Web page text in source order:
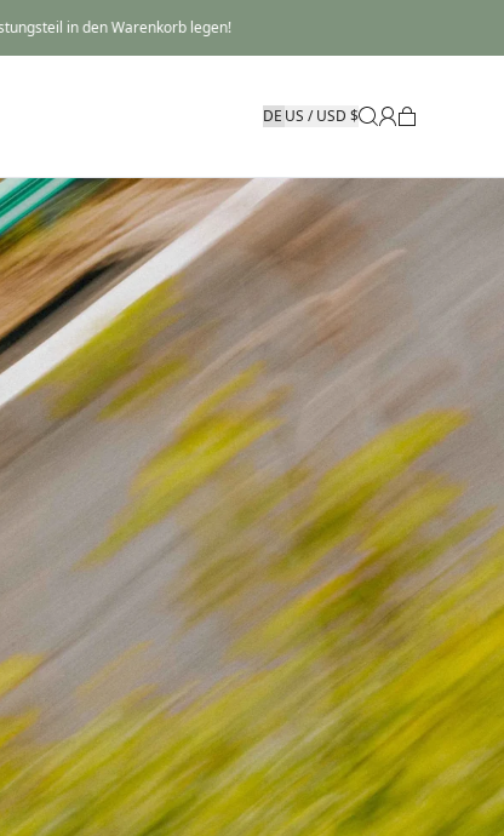
in den Warenkorb legen!
US / USD $